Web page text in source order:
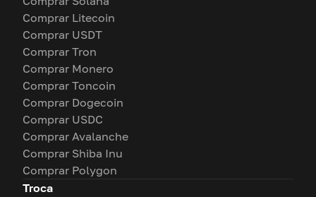
Comprar Litecoin
Comprar USDT
Comprar Tron
Comprar Monero
Comprar Toncoin
Comprar Dogecoin
Comprar USDC
Comprar Avalanche
Comprar Shiba Inu
Comprar Polygon
Troca